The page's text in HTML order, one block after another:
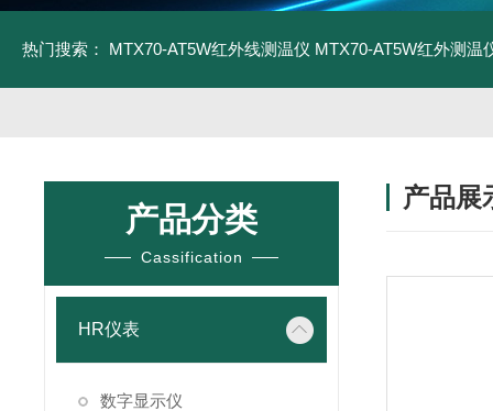
热门搜索： MTX70-AT5W红外线测温仪 MTX70-AT5W红外测温
产品分类
Cassification
HR仪表
数字显示仪
产品展